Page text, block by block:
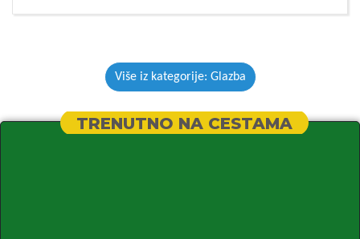
Više iz kategorije: Glazba
TRENUTNO NA CESTAMA